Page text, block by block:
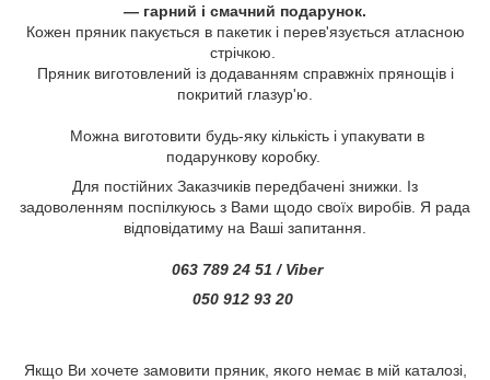
— гарний і смачний подарунок.
Кожен пряник пакується в пакетик і перев'язується атласною
стрічкою.
Пряник виготовлений із додаванням справжніх прянощів і
покритий глазур'ю.
Можна виготовити будь-яку кількість і упакувати в
подарункову коробку.
Для постійних Заказчиків передбачені знижки. Із
задоволенням поспілкуюсь з Вами щодо своїх виробів. Я рада
відповідатиму на Ваші запитання.
063 789 24 51 / Viber
050 912 93 20
Якщо Ви хочете замовити пряник, якого немає в мій каталозі,